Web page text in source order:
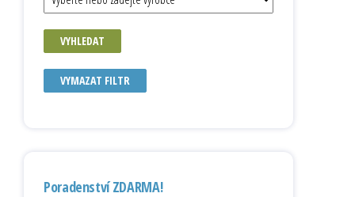
VYHLEDAT
VYMAZAT FILTR
Poradenství ZDARMA!